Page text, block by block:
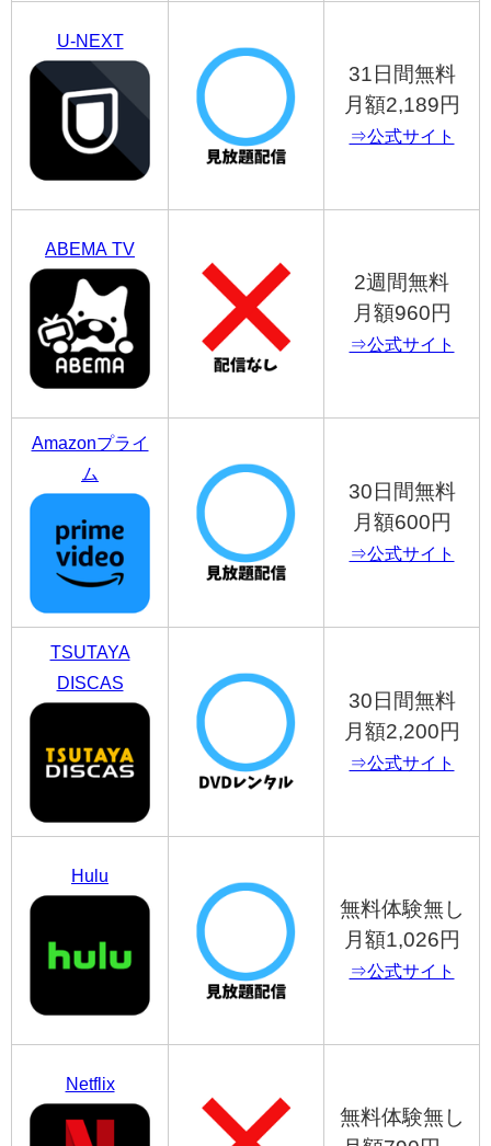
U-NEXT
31日間無料
月額2,189円
⇒公式サイト
ABEMA TV
2週間無料
月額960円
⇒公式サイト
Amazonプライ
ム
30日間無料
月額600円
⇒公式サイト
TSUTAYA
DISCAS
30日間無料
月額2,200円
⇒公式サイト
Hulu
無料体験無し
月額1,026円
⇒公式サイト
Netflix
無料体験無し